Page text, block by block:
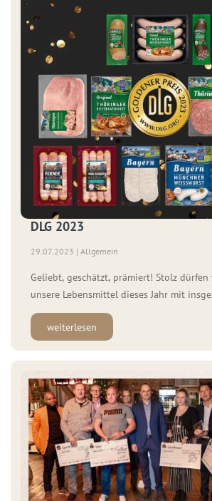
DLG 2023
29.07.2023 | Allgemein
Geliebt, geschätzt, prämiert! Stolz
unsere Lebensmittel dieses Jahr mit
Medaillen von der DLG e.V. (Deutsche
Gesellschaft) ausgezeichnet wurden.
Schmölln den „Preis für langjährige
erhielten.
weiterlesen